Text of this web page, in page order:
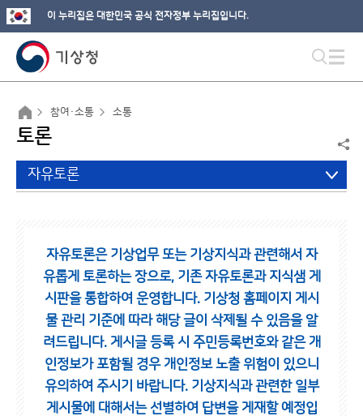
이 누리집은 대한민국 공식 전자정부 누리집입니다.
참여·소통 소통
토론
자유토론
자유토론은 기상업무 또는 기상지식과 관련해서 자
유롭게 토론하는 장으로, 기존 자유토론과 지식샘 게
시판을 통합하여 운영합니다. 기상청 홈페이지 게시
물 관리 기준에 따라 해당 글이 삭제될 수 있음을 알
려드립니다. 게시글 등록 시 주민등록번호와 같은 개
인정보가 포함될 경우 개인정보 노출 위험이 있으니
유의하여 주시기 바랍니다. 기상지식과 관련한 일부
게시물에 대해서는 선별하여 답변을 게재할 예정입